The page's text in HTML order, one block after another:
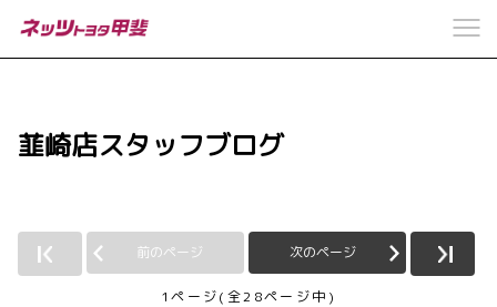
韮崎店スタッフブログ
前のページ 次のページ
1ページ(全28ページ中)